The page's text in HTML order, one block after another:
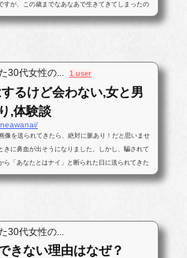
すが、この歳までなあなあで生きてきてしまったの
ナ...
30代女性の... 1 user
るけど会わない,女と男
,体験談
像を送られてきたら、絶対に脈あり！だと思いませ
きに鼻血が出そうになりました。しかし、騙されて
ら「あなたとはナイ」と断られた日に送られてきた
んで...
30代女性の...
きない理由はなぜ？